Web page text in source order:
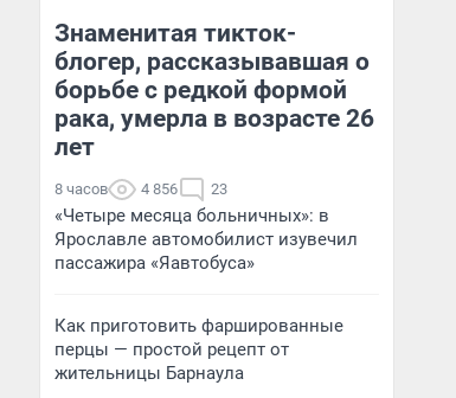
Знаменитая тикток-
блогер, рассказывавшая о
борьбе с редкой формой
рака, умерла в возрасте 26
лет
8 часов 4 856 23
«Четыре месяца больничных»: в
Ярославле автомобилист изувечил
пассажира «Яавтобуса»
Как приготовить фаршированные
перцы — простой рецепт от
жительницы Барнаула